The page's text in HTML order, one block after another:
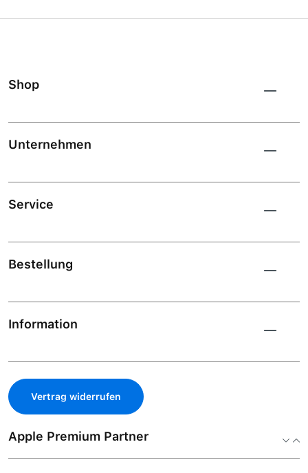
Shop
Unternehmen
Service
Bestellung
Information
Vertrag widerrufen
Apple Premium Partner